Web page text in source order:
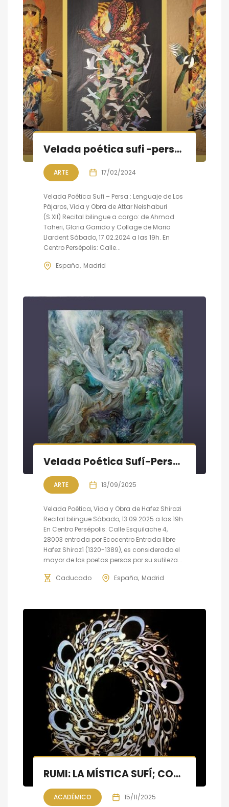
Velada poética sufi -persa : lenguaje de los pájaros, Vida y obra de Attar Neishaburi (S.XII)
ARTE 17/02/2024
Velada Poética Sufi – Persa : Lenguaje de Los
Pájaros, Vida y Obra de Attar Neishaburi
(S.XII) Recital bilingue a cargo: de Ahmad
Taheri, Gloria Garrido y Collage de Maria
Llardent Sábado, 17.02.2024 a las 19h. En
Centro Persépolis: Calle...
España Madrid
Velada Poética Sufí-Persa, obra y vida de Hafez Shirazi (s. XIV)
ARTE 13/09/2025
Velada Poética, Vida y Obra de Hafez Shirazi
Recital bilingue Sábado, 13.09.2025 a las 19h.
En Centro Persépolis: Calle Esquilache 4,
28003 entrada por Ecocentro Entrada libre
Hafez Shirazí (1320-1389), es considerado el
mayor de los poetas persas por su sutileza...
Caducado España Madrid
RUMI: LA MÍSTICA SUFÍ; CONFERENCIA Y RECITAL
ACADÉMICO 15/11/2025